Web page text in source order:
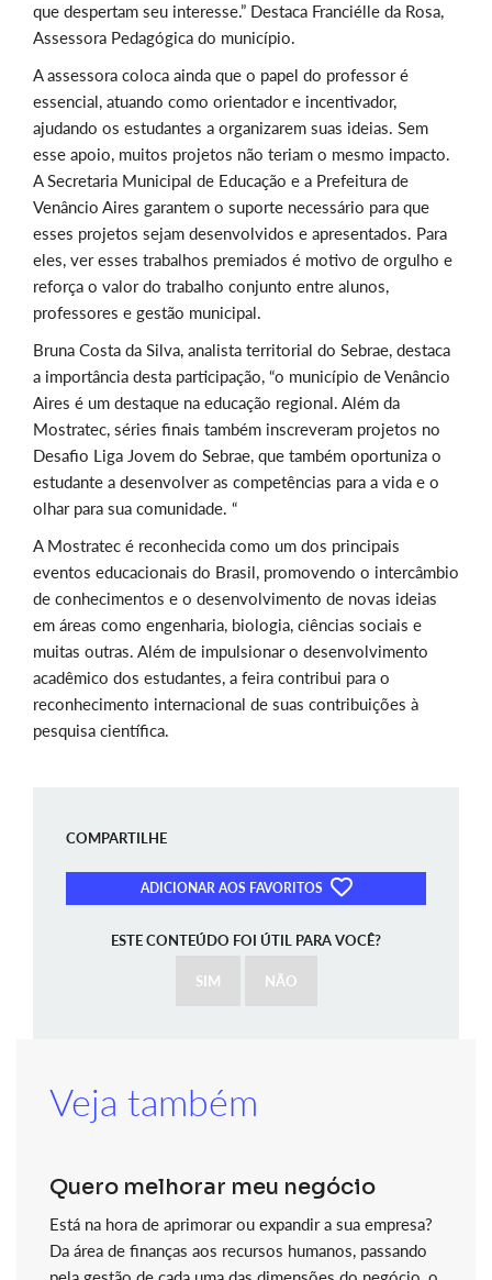
que despertam seu interesse.” Destaca Franciélle da Rosa,
Assessora Pedagógica do município.
A assessora coloca ainda que o papel do professor é
essencial, atuando como orientador e incentivador,
ajudando os estudantes a organizarem suas ideias. Sem
esse apoio, muitos projetos não teriam o mesmo impacto.
A Secretaria Municipal de Educação e a Prefeitura de
Venâncio Aires garantem o suporte necessário para que
esses projetos sejam desenvolvidos e apresentados. Para
eles, ver esses trabalhos premiados é motivo de orgulho e
reforça o valor do trabalho conjunto entre alunos,
professores e gestão municipal.
Bruna Costa da Silva, analista territorial do Sebrae, destaca
a importância desta participação, “o município de Venâncio
Aires é um destaque na educação regional. Além da
Mostratec, séries finais também inscreveram projetos no
Desafio Liga Jovem do Sebrae, que também oportuniza o
estudante a desenvolver as competências para a vida e o
olhar para sua comunidade. “
A Mostratec é reconhecida como um dos principais
eventos educacionais do Brasil, promovendo o intercâmbio
de conhecimentos e o desenvolvimento de novas ideias
em áreas como engenharia, biologia, ciências sociais e
muitas outras. Além de impulsionar o desenvolvimento
acadêmico dos estudantes, a feira contribui para o
reconhecimento internacional de suas contribuições à
pesquisa científica.
COMPARTILHE
ADICIONAR AOS FAVORITOS
ESTE CONTEÚDO FOI ÚTIL PARA VOCÊ?
SIM NÃO
Veja também
Quero melhorar meu negócio
Está na hora de aprimorar ou expandir a sua empresa?
Da área de finanças aos recursos humanos, passando